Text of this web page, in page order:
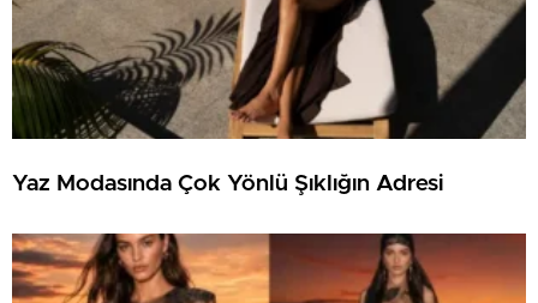
Yaz Modasında Çok Yönlü Şıklığın Adresi